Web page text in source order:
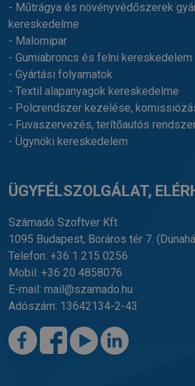
- Műtrágya és növényvédőszerek
kereskedelme
- Malomipar
- Gumiabroncs és felni kereskedelem
- Gyártási folyamatok
- Textil alapanyagok kereskedelme
- Polcrendszer kezelése,
- Fuvaszervezés, terítőautós
- Ügynöki kereskedelem
ÜGYFÉLSZOLGÁLAT,
Számadó Szoftver Kft.
1095 Budapest, Boráros tér 7.
Telefon: +36 1 215 0256
Mobil: +36 20 4858076
E-mail: mail@szamado.hu
Adószám: 13642134-2-43